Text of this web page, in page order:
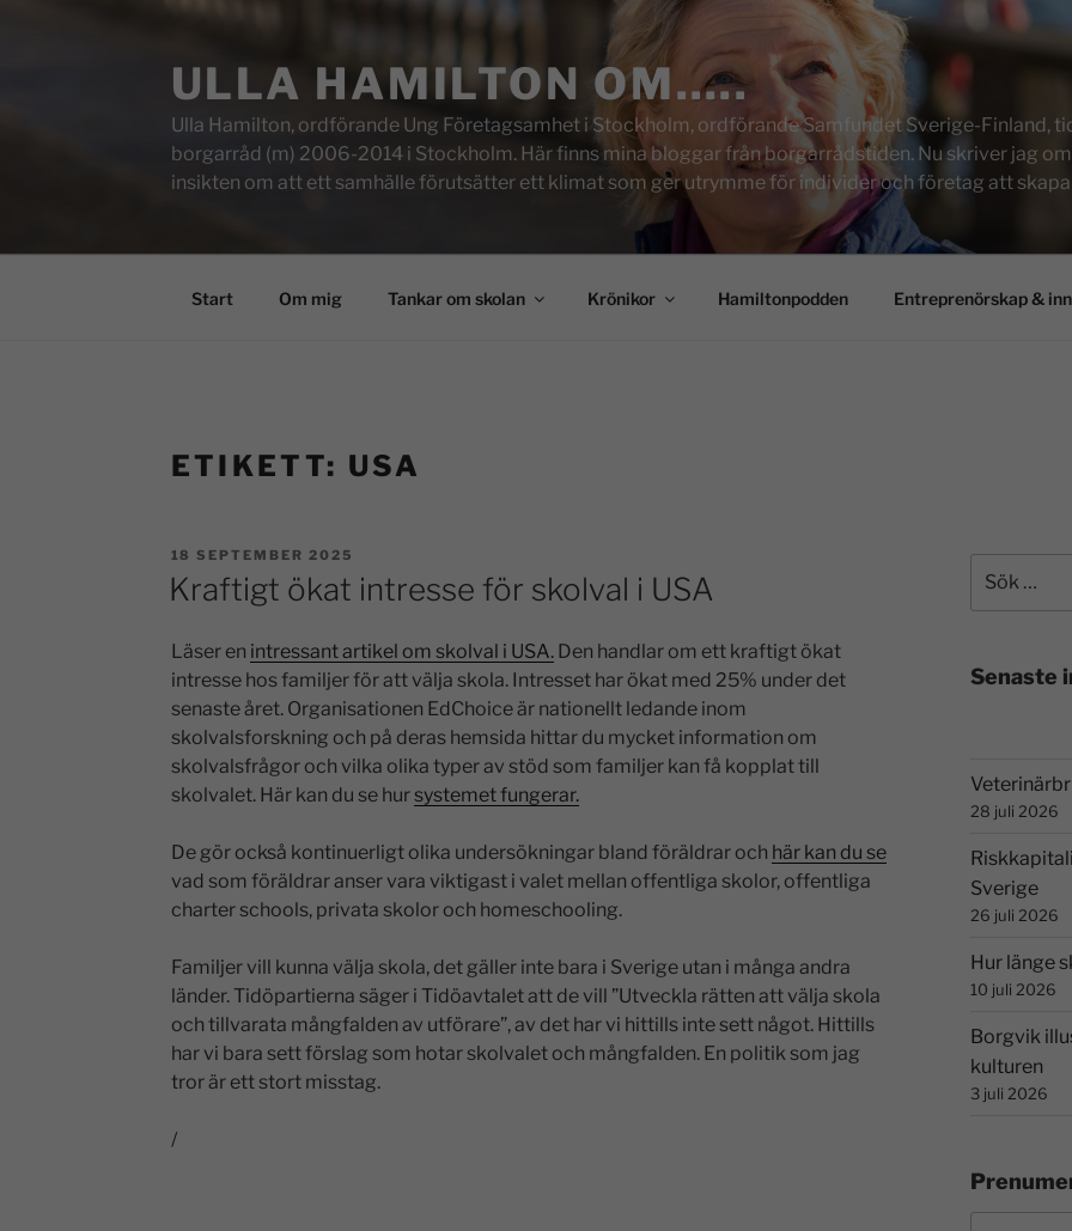
ULLA HAMILTON OM…..
Ulla Hamilton, ordförande Ung Företagsamhet i Stockholm, ordförande Samfundet Sverige-Finland,
borgarråd (m) 2006-2014 i Stockholm. Här finns mina bloggar från borgarrådstiden. Nu skriver jag
insikten om att ett samhälle förutsätter ett klimat som ger utrymme för individer och företag att
Start Om mig Tankar om skolan Krönikor Hamiltonpodden Entreprenörskap &
ETIKETT: USA
18 SEPTEMBER 2025
Kraftigt ökat intresse för skolval i USA
Läser en intressant artikel om skolval i USA.Den handlar om ett kraftigt ökat
intresse hos familjer för att välja skola. Intresset har ökat med 25% under det
senaste året. Organisationen EdChoice är nationellt ledande inom
skolvalsforskning och på deras hemsida hittar du mycket information om
skolvalsfrågor och vilka olika typer av stöd som familjer kan få kopplat till
skolvalet. Här kan du se hursystemet fungerar.
De gör också kontinuerligt olika undersökningar bland föräldrar och här kan du se
vad som föräldrar anser vara viktigast i valet mellan offentliga skolor, offentliga
charter schools, privata skolor och homeschooling.
Familjer vill kunna välja skola, det gäller inte bara i Sverige utan i många andra
länder. Tidöpartierna säger i Tidöavtalet att de vill ”Utveckla rätten att välja skola
och tillvarata mångfalden av utförare”, av det har vi hittills inte sett något. Hittills
har vi bara sett förslag som hotar skolvalet och mångfalden. En politik som jag
tror är ett stort misstag.
/
Senaste
28 juli 2026
Sverige
26 juli 2026
Hur länge
10 juli 2026
Borgvik
kulturen
3 juli 2026